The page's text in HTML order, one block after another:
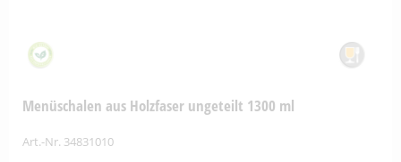
Menüschalen aus Holzfaser ungeteilt 1300 ml
Art.-Nr. 34831010